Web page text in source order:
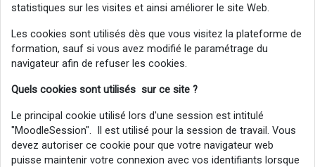
statistiques sur les visites et ainsi améliorer le site Web.
Les cookies sont utilisés dès que vous visitez la plateforme de
formation, sauf si vous avez modifié le paramétrage du
navigateur afin de refuser les cookies.
Quels cookies sont utilisés sur ce site ?
Le principal cookie utilisé lors d'une session est intitulé
"MoodleSession". Il est utilisé pour la session de travail. Vous
devez autoriser ce cookie pour que votre navigateur web
puisse maintenir votre connexion avec vos identifiants lorsque